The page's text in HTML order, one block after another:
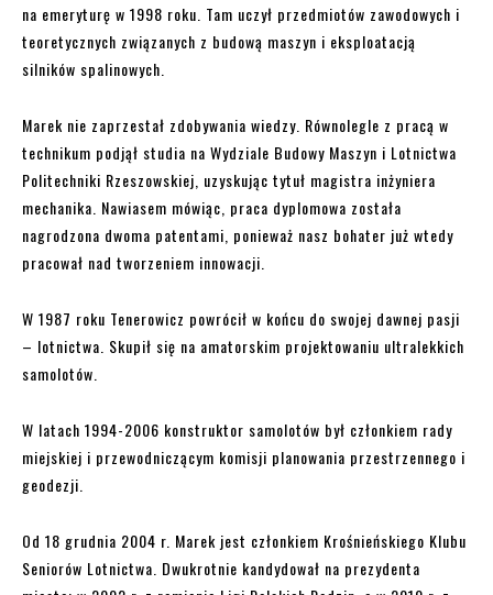
na emeryturę w 1998 roku. Tam uczył przedmiotów zawodowych i
teoretycznych związanych z budową maszyn i eksploatacją
silników spalinowych.
Marek nie zaprzestał zdobywania wiedzy. Równolegle z pracą w
technikum podjął studia na Wydziale Budowy Maszyn i Lotnictwa
Politechniki Rzeszowskiej, uzyskując tytuł magistra inżyniera
mechanika. Nawiasem mówiąc, praca dyplomowa została
nagrodzona dwoma patentami, ponieważ nasz bohater już wtedy
pracował nad tworzeniem innowacji.
W 1987 roku Tenerowicz powrócił w końcu do swojej dawnej pasji
– lotnictwa. Skupił się na amatorskim projektowaniu ultralekkich
samolotów.
W latach 1994-2006 konstruktor samolotów był członkiem rady
miejskiej i przewodniczącym komisji planowania przestrzennego i
geodezji.
Od 18 grudnia 2004 r. Marek jest członkiem Krośnieńskiego Klubu
Seniorów Lotnictwa. Dwukrotnie kandydował na prezydenta